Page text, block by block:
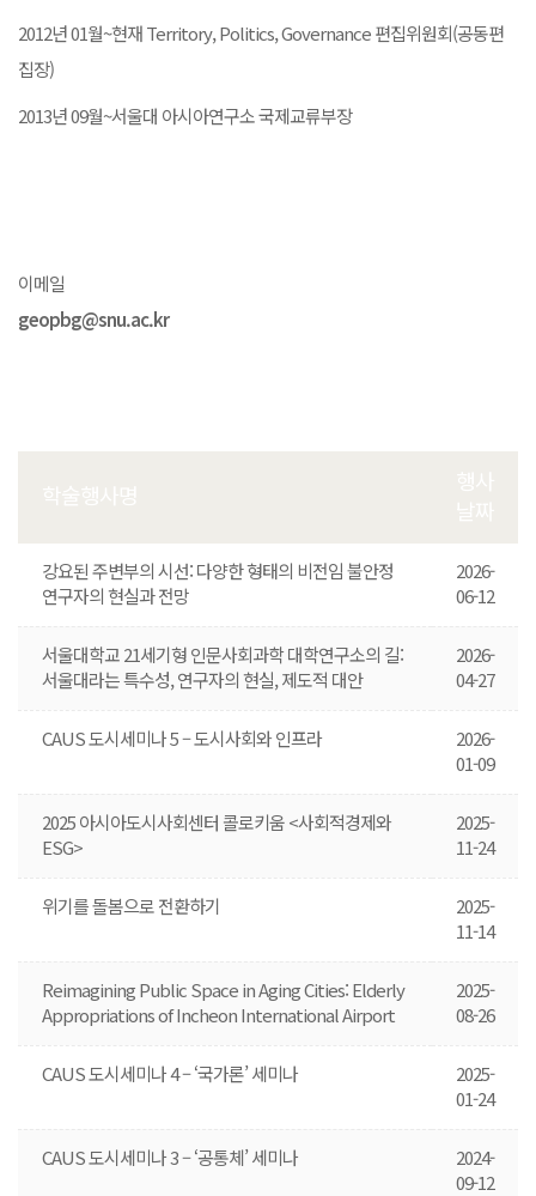
2012년 01월~현재 Territory, Politics, Governance 편집위원회(공동편
집장)
2013년 09월~서울대 아시아연구소 국제교류부장
이메일
geopbg@snu.ac.kr
강요된 주변부의 시선: 다양한 형태의 비전임 불안정
연구자의 현실과 전망
2026-
06-12
서울대학교 21세기형 인문사회과학 대학연구소의 길:
서울대라는 특수성, 연구자의 현실, 제도적 대안
2026-
04-27
CAUS 도시세미나 5 – 도시사회와 인프라
2026-
01-09
2025 아시아도시사회센터 콜로키움 <사회적경제와
ESG>
2025-
11-24
위기를 돌봄으로 전환하기
2025-
11-14
Reimagining Public Space in Aging Cities: Elderly
Appropriations of Incheon International Airport
2025-
08-26
CAUS 도시세미나 4 – ‘국가론’ 세미나
2025-
01-24
CAUS 도시세미나 3 – ‘공통체’ 세미나
2024-
09-12